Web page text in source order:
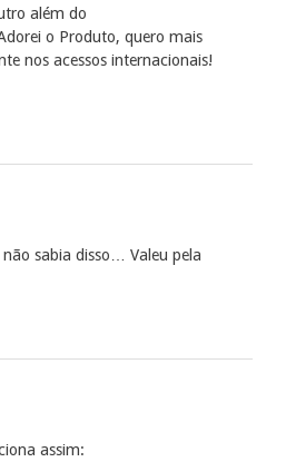
além do
o Produto, quero mais
nos acessos internacionais!
sabia disso… Valeu pela
assim: